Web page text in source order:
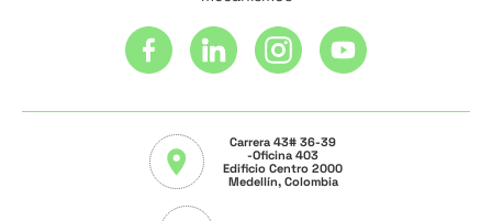
Carrera 43# 36-39
-Oficina 403
Edificio Centro 2000
Medellín, Colombia